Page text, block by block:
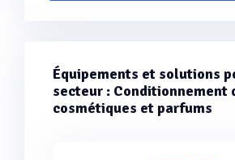
Équipements et solutions
secteur : Conditionnement
cosmétiques et parfums